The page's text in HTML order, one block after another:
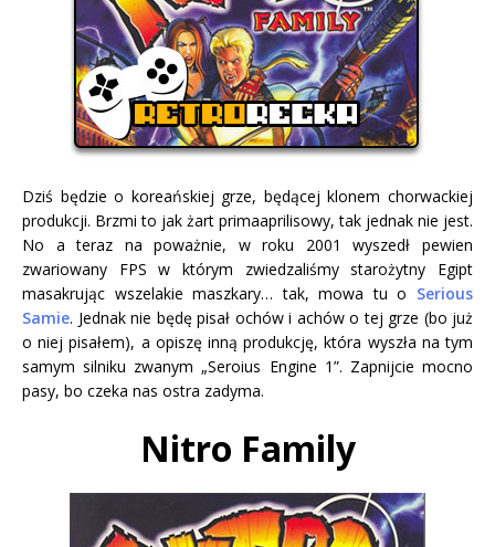
Dziś będzie o koreańskiej grze, będącej klonem chorwackiej
produkcji. Brzmi to jak żart primaaprilisowy, tak jednak nie jest.
No a teraz na poważnie, w roku 2001 wyszedł pewien
zwariowany FPS w którym zwiedzaliśmy starożytny Egipt
masakrując wszelakie maszkary… tak, mowa tu o Serious
Samie. Jednak nie będę pisał ochów i achów o tej grze (bo już
o niej pisałem), a opiszę inną produkcję, która wyszła na tym
samym silniku zwanym „Seroius Engine 1”. Zapnijcie mocno
pasy, bo czeka nas ostra zadyma.
Nitro Family